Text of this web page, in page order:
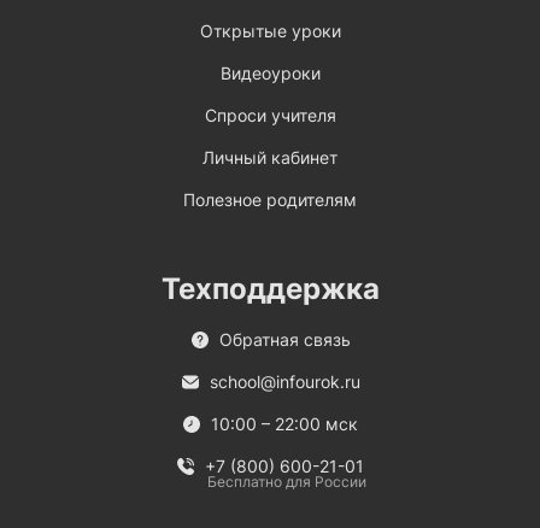
Открытые уроки
Видеоуроки
Спроси учителя
Личный кабинет
Полезное родителям
Техподдержка
Обратная связь
school@infourok.ru
10:00 – 22:00 мск
+7 (800) 600-21-01
Бесплатно для России